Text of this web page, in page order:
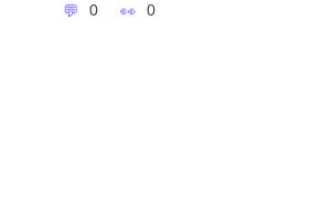
0 0